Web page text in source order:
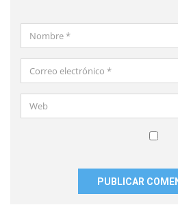
Nombre
*
Correo
electrónico
*Web